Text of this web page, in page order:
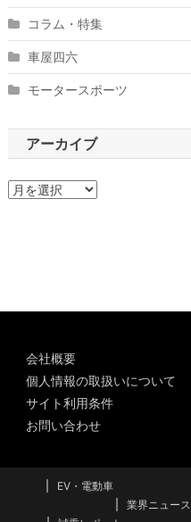
コラム・特集
車屋四六
モータースポーツ
アーカイブ
ア
会社概要
個人情報の取扱いについて
サイト利用条件
お問い合わせ
EV・電動車
業界ニュース